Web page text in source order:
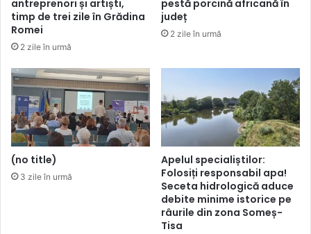
antreprenori și artiști,
timp de trei zile în Grădina
Romei
2 zile în urmă
pestă porcină africană în
județ
2 zile în urmă
(no title)
3 zile în urmă
Apelul specialiștilor:
Folosiți responsabil apa!
Seceta hidrologică aduce
debite minime istorice pe
râurile din zona Someș-
Tisa